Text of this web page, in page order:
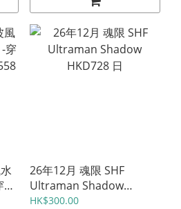
26年12月 魂限 SHF
Ultraman Shadow
HKD728 日
HK$300.00